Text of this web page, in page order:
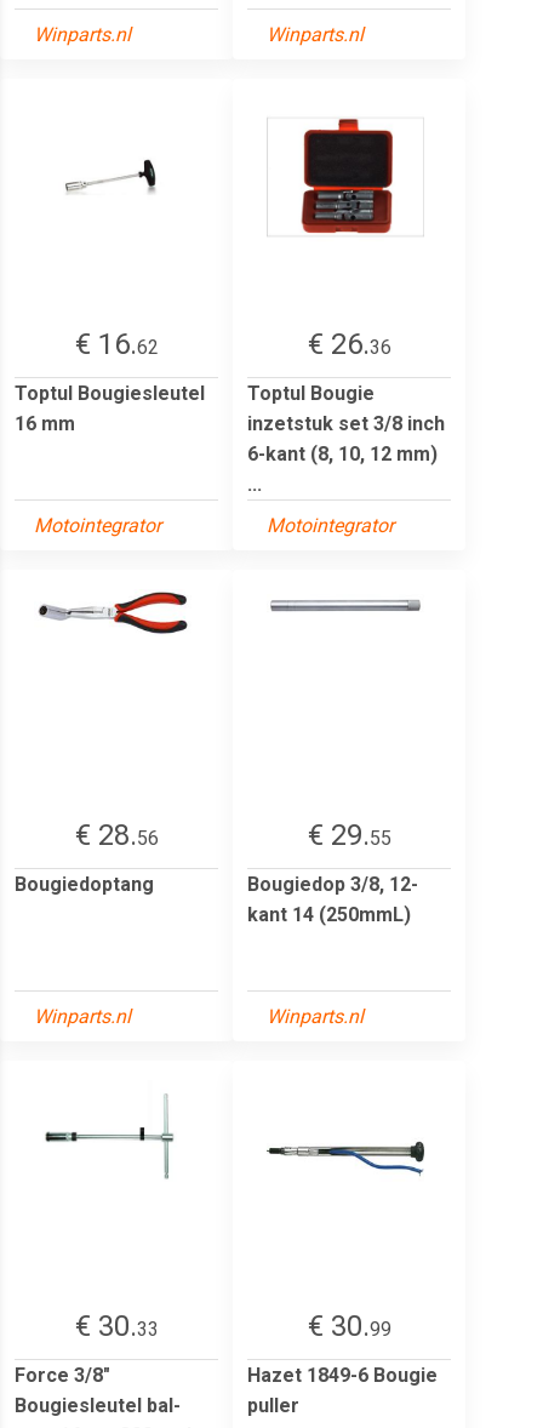
Winparts.nl Winparts.nl
€ 16.62
Toptul Bougiesleutel
16 mm
Motointegrator
€ 26.36
Toptul Bougie
inzetstuk set 3/8 inch
6-kant (8, 10, 12 mm)
...
Motointegrator
€ 28.56
Bougiedoptang
Winparts.nl
€ 29.55
Bougiedop 3/8, 12-
kant 14 (250mmL)
Winparts.nl
€ 30.33
Force 3/8"
Bougiesleutel bal-
€ 30.99
Hazet 1849-6 Bougie
puller